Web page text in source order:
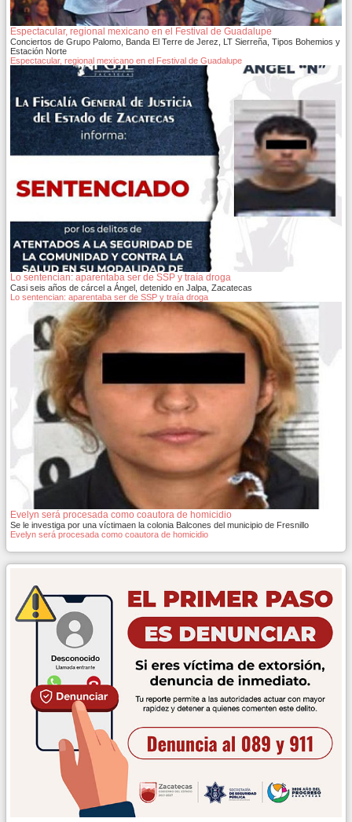
Espectacular, regional mexicano en el Festival de Guadalupe
Conciertos de Grupo Palomo, Banda El Terre de Jerez, LT Sierreña, Tipos Bohemios y
Estación Norte
Espectacular, regional mexicano en el Festival de Guadalupe
Lo sentencian: aparentaba ser de SSP y traía droga
Casi seis años de cárcel a Ángel, detenido en Jalpa, Zacatecas
Lo sentencian: aparentaba ser de SSP y traía droga
Evelyn será procesada como coautora de homicidio
Se le investiga por una víctimaen la colonia Balcones del municipio de Fresnillo
Evelyn será procesada como coautora de homicidio